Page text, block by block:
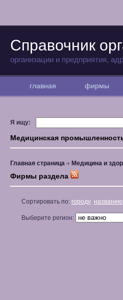
Справочник
организации и предприятия,
главная фирмы
Я ищу:
Медицинская
Главная страница Медицина и
Фирмы раздела
Сортировать по: городу названию
Выберите регион: